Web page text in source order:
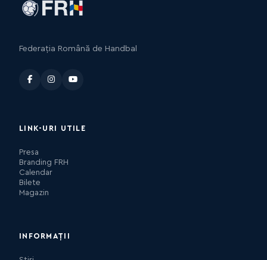
Federația Română de Handbal
LINK-URI UTILE
Presa
Branding FRH
Calendar
Bilete
Magazin
INFORMAȚII